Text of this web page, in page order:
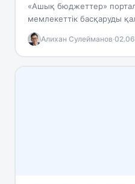
«Ашық бюджеттер»
мемлекеттік басқаруды
Қазақстанның Ашық
бөлігі. Порталдың басты
Алихан Сулейманов·